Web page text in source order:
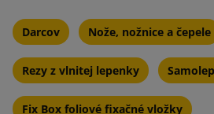
Darcov Nože, nožnice a čepele
Rezy z vlnitej lepenky
Fix Box foliové fixačné vložky